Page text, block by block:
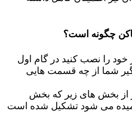
چگونه است؟
خود را نصب کنید در گام اول
شما از چه قسمت هایی
از بخش های زیر که بخش
می شود تشکیل شده است